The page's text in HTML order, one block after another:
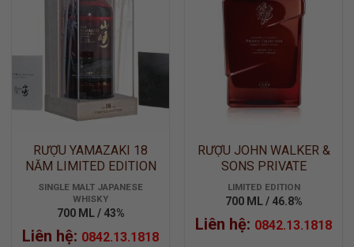
WISHLIST
RƯỢU YAMAZAKI 18
NĂM LIMITED EDITION
SINGLE MALT JAPANESE
WHISKY
700 ML / 43%
Liên hệ: 0842.13.1818
WISHLIST
RƯỢU JOHN WALKER &
SONS PRIVATE
COLLECTION 2015
LIMITED EDITION
700 ML / 46.8%
Liên hệ: 0842.13.1818